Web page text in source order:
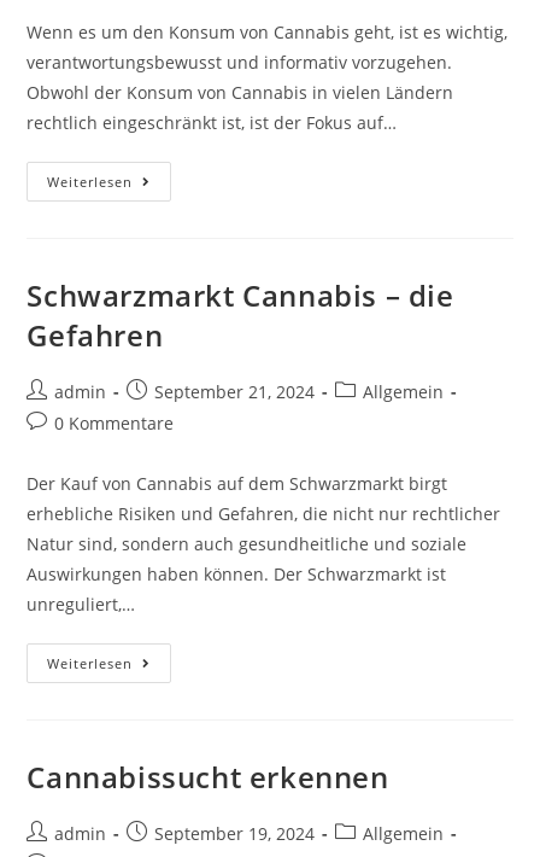
Wenn es um den Konsum von Cannabis geht, ist es wichtig,
verantwortungsbewusst und informativ vorzugehen.
Obwohl der Konsum von Cannabis in vielen Ländern
rechtlich eingeschränkt ist, ist der Fokus auf…
Weiterlesen
Schwarzmarkt Cannabis – die
Gefahren
admin September 21, 2024
Allgemein
0 Kommentare
Der Kauf von Cannabis auf dem Schwarzmarkt birgt
erhebliche Risiken und Gefahren, die nicht nur rechtlicher
Natur sind, sondern auch gesundheitliche und soziale
Auswirkungen haben können. Der Schwarzmarkt ist
unreguliert,…
Weiterlesen
Cannabissucht erkennen
admin September 19, 2024
Allgemein